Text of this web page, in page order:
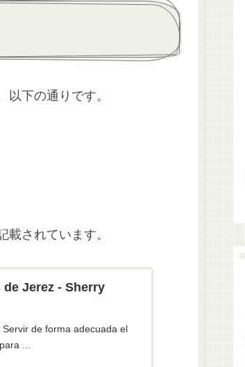
以下の通りです。
されています。
- Sherry
de forma adecuada el
...